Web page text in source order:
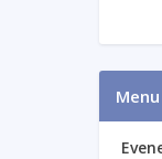
Menu